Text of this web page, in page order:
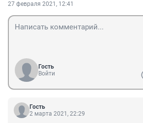
27 февраля 2021, 12:41
Гость
Войти
Гость
2 марта 2021, 22:29